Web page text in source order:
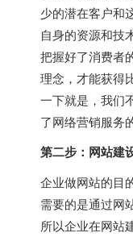
少的潜在客户和
自身的资源和技
把握好了消费者
理念，才能获得
一下就是，我们
了网络营销服务的
第二步：网站建
企业做网站的目
需要的是通过网
所以企业在网站